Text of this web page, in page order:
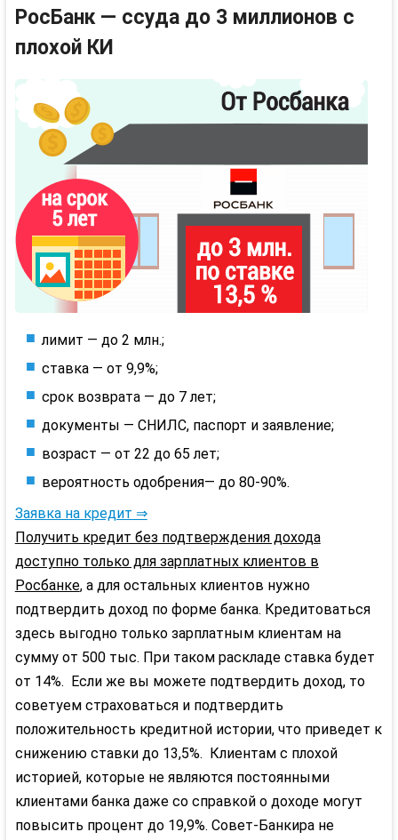
РосБанк — ссуда до 3 миллионов с
плохой КИ
лимит — до 2 млн.;
ставка — от 9,9%;
срок возврата — до 7 лет;
документы — СНИЛС, паспорт и заявление;
возраст — от 22 до 65 лет;
вероятность одобрения— до 80-90%.
Заявка на кредит ⇒
Получить кредит без подтверждения дохода
доступно только для зарплатных клиентов в
Росбанке, а для остальных клиентов нужно
подтвердить доход по форме банка. Кредитоваться
здесь выгодно только зарплатным клиентам на
сумму от 500 тыс. При таком раскладе ставка будет
от 14%. Если же вы можете подтвердить доход, то
советуем страховаться и подтвердить
положительность кредитной истории, что приведет к
снижению ставки до 13,5%. Клиентам с плохой
историей, которые не являются постоянными
клиентами банка даже со справкой о доходе могут
повысить процент до 19,9%. Совет-Банкира не